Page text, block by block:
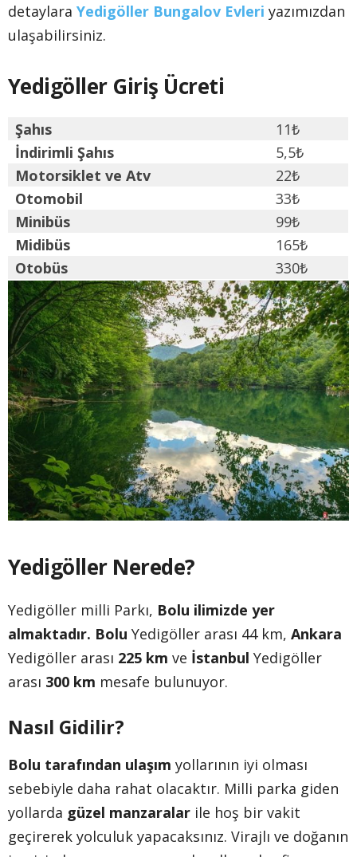
detaylara Yedigöller Bungalov Evleri yazımızdan
ulaşabilirsiniz.
Yedigöller Giriş Ücreti
Şahıs
11₺
İndirimli Şahıs
5,5₺
Motorsiklet ve Atv
22₺
Otomobil
33₺
Minibüs
99₺
Midibüs
165₺
Otobüs
330₺
Yedigöller Nerede?
Yedigöller milli Parkı, Bolu ilimizde yer
almaktadır. Bolu Yedigöller arası 44 km, Ankara
Yedigöller arası 225 km ve İstanbul Yedigöller
arası 300 km mesafe bulunuyor.
Nasıl Gidilir?
Bolu tarafından ulaşım yollarının iyi olması
sebebiyle daha rahat olacaktır. Milli parka giden
yollarda güzel manzaralar ile hoş bir vakit
geçirerek yolculuk yapacaksınız. Virajlı ve doğanın